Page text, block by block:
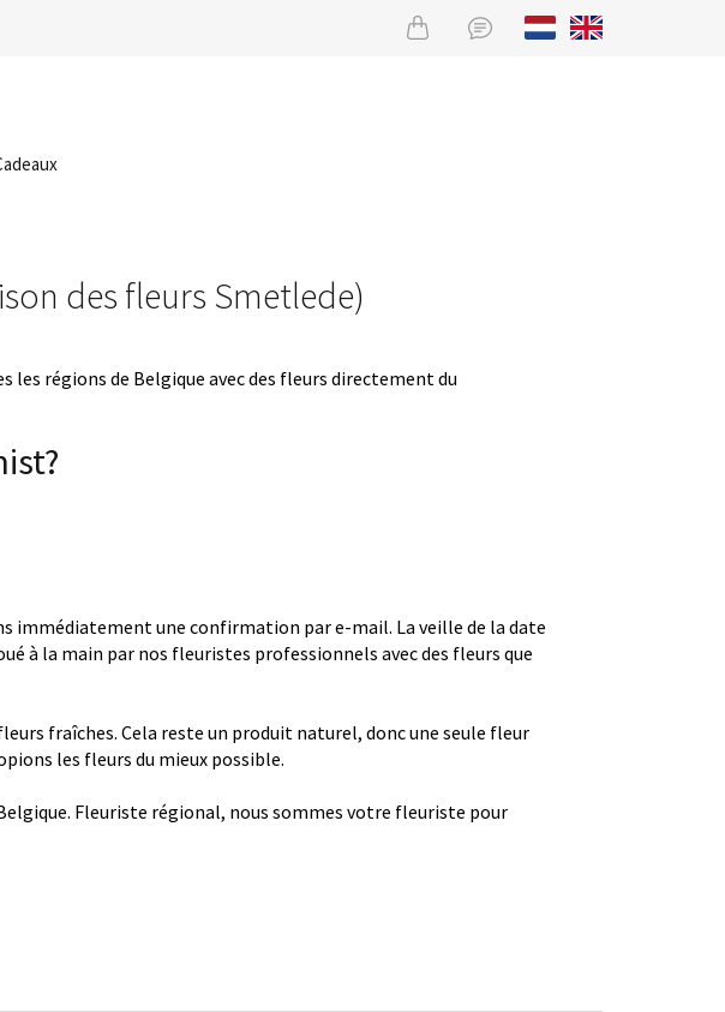
des fleurs Smetlede)
régions de Belgique avec des fleurs directement du
immédiatement une confirmation par e-mail. La veille de la date
à la main par nos fleuristes professionnels avec des fleurs que
fraîches. Cela reste un produit naturel, donc une seule fleur
les fleurs du mieux possible.
Fleuriste régional, nous sommes votre fleuriste pour